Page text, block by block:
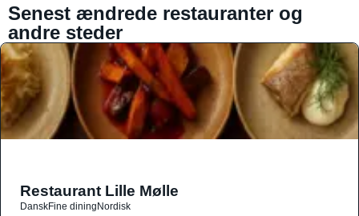
Senest ændrede restauranter og
andre steder
Restaurant Lille Mølle
DanskFine diningNordisk